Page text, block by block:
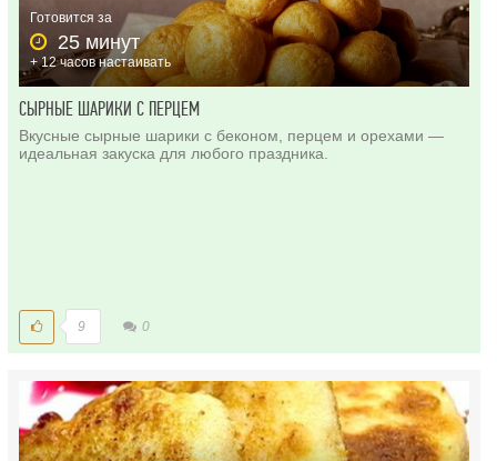
Готовится за
25 минут
+ 12 часов настаивать
СЫРНЫЕ ШАРИКИ С ПЕРЦЕМ
Вкусные сырные шарики с беконом, перцем и орехами —
идеальная закуска для любого праздника.
9 0